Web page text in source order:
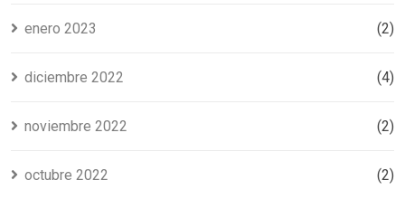
enero 2023 (2)
diciembre 2022 (4)
noviembre 2022 (2)
octubre 2022 (2)